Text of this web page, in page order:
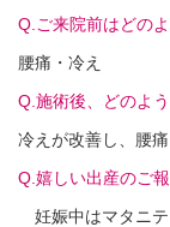
Q.ご来院前はどの
腰痛・冷え
Q.施術後、どのよ
冷えが改善し、腰
Q.嬉しい出産のご
妊娠中はマタニテ